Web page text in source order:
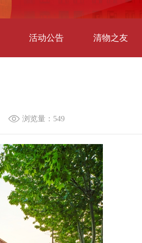
活动公告 清物之友
浏览量： 549